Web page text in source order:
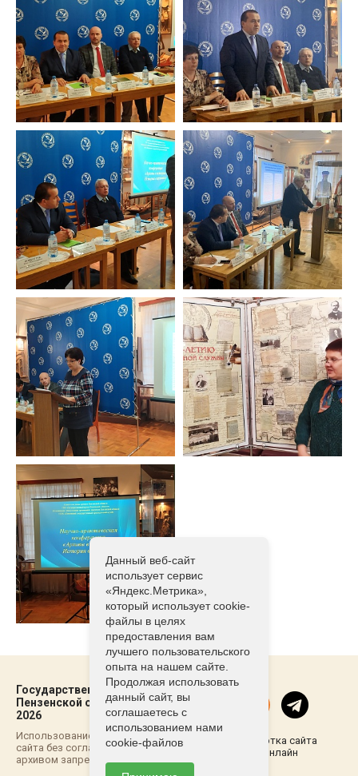
Государственный архив
Пензенской области ©2021-
2026
Использование материалов
сайта без согласовывания с
архивом запрещено
Разработка сайта
Пенза-Онлайн
Данный веб-сайт
использует сервис
«Яндекс.Метрика»,
который использует cookie-
файлы в целях
предоставления вам
лучшего пользовательского
опыта на нашем сайте.
Продолжая использовать
данный сайт, вы
соглашаетесь с
использованием нами
cookie-файлов